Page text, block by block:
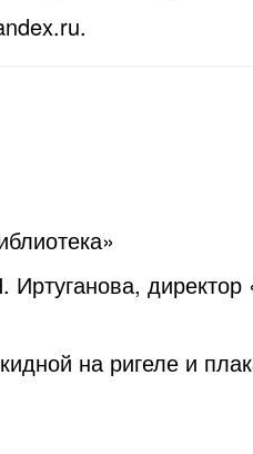
.
на ригеле и